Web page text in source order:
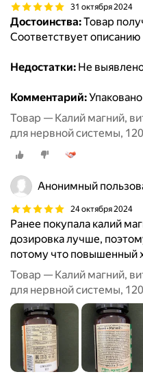
31 октября 2024
Достоинства:Товар
Соответствует описанию
Недостатки: Не
Комментарий:
Товар — Калий магний,
для нервной системы,
Анонимный
24 октября 2024
Ранее покупала калий
дозировка лучше,
потому что повышенный
Товар — Калий магний,
для нервной системы,